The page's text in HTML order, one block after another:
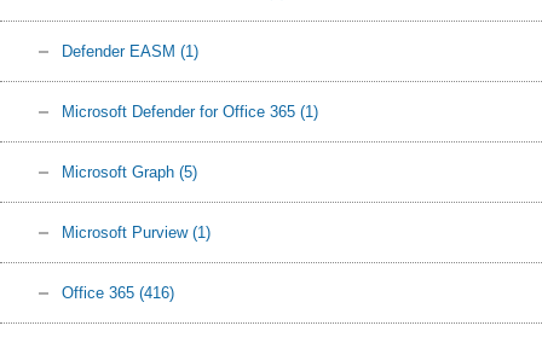
Defender EASM (1)
Microsoft Defender for Office 365 (1)
Microsoft Graph (5)
Microsoft Purview (1)
Office 365 (416)